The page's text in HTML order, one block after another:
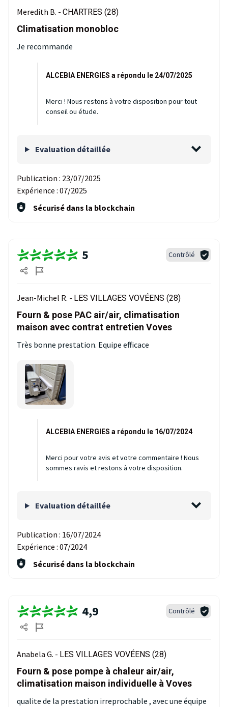
Meredith B. - CHARTRES (28)
Climatisation monobloc
Je recommande
ALCEBIA ENERGIES a répondu le 24/07/2025
Merci ! Nous restons à votre disposition pour tout
conseil ou étude.
Evaluation détaillée
Publication : 23/07/2025
Expérience : 07/2025
Sécurisé dans la blockchain
5 Contrôlé
Jean-Michel R. - LES VILLAGES VOVÉENS (28)
Fourn & pose PAC air/air, climatisation
maison avec contrat entretien Voves
Très bonne prestation. Equipe efficace
ALCEBIA ENERGIES a répondu le 16/07/2024
Merci pour votre avis et votre commentaire ! Nous
sommes ravis et restons à votre disposition.
Evaluation détaillée
Publication : 16/07/2024
Expérience : 07/2024
Sécurisé dans la blockchain
4,9 Contrôlé
Anabela G. - LES VILLAGES VOVÉENS (28)
Fourn & pose pompe à chaleur air/air,
climatisation maison individuelle à Voves
qualite de la prestation irreprochable , avec une équipe